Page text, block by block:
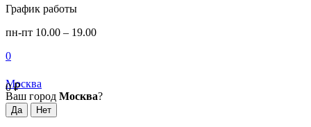
График работы
пн-пт 10.00 – 19.00
0
0₽
Москва
Ваш город Москва?